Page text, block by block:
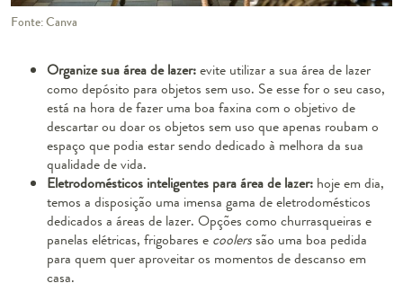
Fonte: Canva
Organize sua área de lazer:evite utilizar a sua área de lazer
como depósito para objetos sem uso. Se esse for o seu caso,
está na hora de fazer uma boa faxina com o objetivo de
descartar ou doar os objetos sem uso que apenas roubam o
espaço que podia estar sendo dedicado à melhora da sua
qualidade de vida.
Eletrodomésticos inteligentes para área de lazer: hoje em dia,
temos a disposição uma imensa gama de eletrodomésticos
dedicados a áreas de lazer. Opções como churrasqueiras e
panelas elétricas, frigobares e coolerssão uma boa pedida
para quem quer aproveitar os momentos de descanso em
casa.